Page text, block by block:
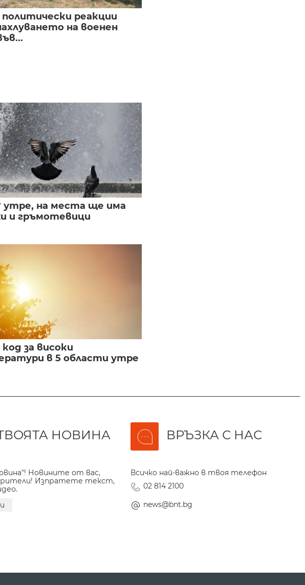
политически реакции
на военен
утре, на места ще има
и гръмотевици
за високи
в 5 области утре
НОВИНА
Новините от вас,
Изпратете текст,
ВРЪЗКА С НАС
Всичко най-важно в твоя телефон
02 814 2100
news@bnt.bg